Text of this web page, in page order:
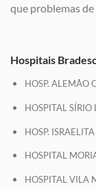
que problemas
Hospitais
HOSP. ALEMÃO
HOSPITAL SÍRIO
HOSP.
HOSPITAL
HOSPITAL VILA